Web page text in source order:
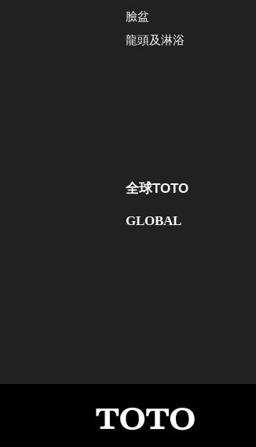
臉盆
龍頭及淋浴
全球TOTO
GLOBAL